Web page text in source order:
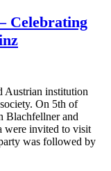
Celebrating
Austrian institution
On 5th of
Blachfellner and
were invited to visit
was followed by